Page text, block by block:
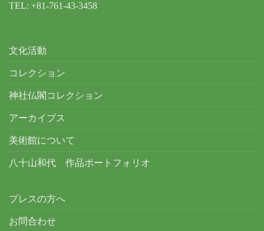
TEL: +81-761-43-3458
文化活動
コレクション
神社仏閣コレクション
アーカイブス
美術館について
八十山和代 作品ポートフォリオ
プレスの方へ
お問合わせ